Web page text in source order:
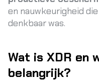
en nauwkeurigheid
denkbaar was.
Wat is XDR en
belangrijk?